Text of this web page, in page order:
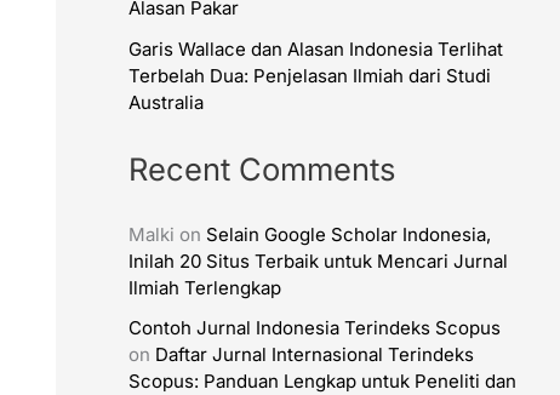
Alasan Pakar
Garis Wallace dan Alasan Indonesia Terlihat
Terbelah Dua: Penjelasan Ilmiah dari Studi
Australia
Recent Comments
Malki on Selain Google Scholar Indonesia,
Inilah 20 Situs Terbaik untuk Mencari Jurnal
Ilmiah Terlengkap
Contoh Jurnal Indonesia Terindeks Scopus
on Daftar Jurnal Internasional Terindeks
Scopus: Panduan Lengkap untuk Peneliti dan